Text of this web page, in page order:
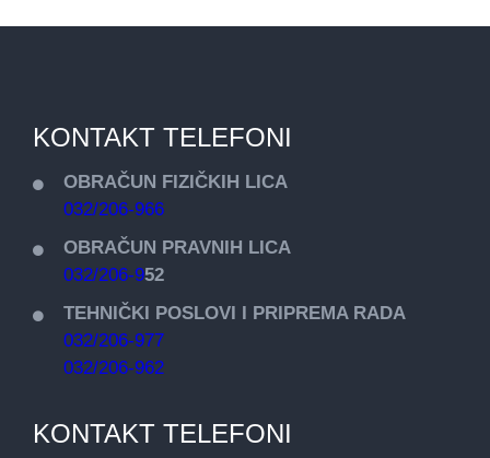
KONTAKT TELEFONI
OBRAČUN FIZIČKIH LICA
032/206-966
OBRAČUN PRAVNIH LICA
032/206-952
TEHNIČKI POSLOVI I PRIPREMA RADA
032/206-977
032/206-962
KONTAKT TELEFONI